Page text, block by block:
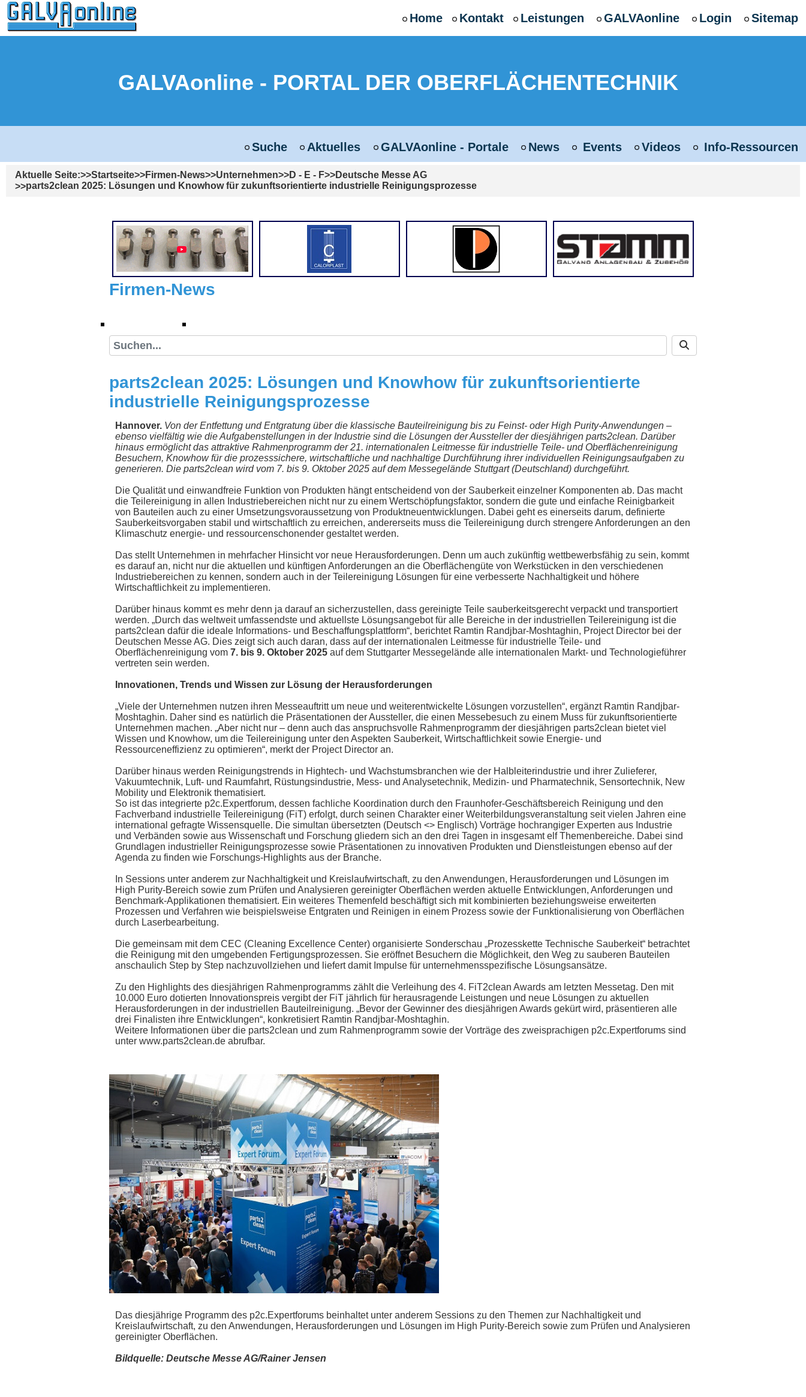
Home Kontakt Leistungen GALVAonline Login Sitemap
GALVAonline - PORTAL DER OBERFLÄCHENTECHNIK
Suche Aktuelles GALVAonline - Portale News Events Videos Info-Ressourcen
Aktuelle Seite: Startseite Firmen-News Unternehmen D - E - F
Deutsche Messe AG
parts2clean 2025: Lösungen und Knowhow für zukunftsorientierte industrielle Reinigungsprozesse
Firmen-News
Firmen-News
parts2clean 2025: Lösungen und Knowhow für zukunftsorientierte
industrielle Reinigungsprozesse
Hannover. Von der Entfettung und Entgratung über die klassische Bauteilreinigung bis zu Feinst- oder High Purity-Anwendungen –
ebenso vielfältig wie die Aufgabenstellungen in der Industrie sind die Lösungen der Aussteller der diesjährigen parts2clean. Darüber
hinaus ermöglicht das attraktive Rahmenprogramm der 21. internationalen Leitmesse für industrielle Teile- und Oberflächenreinigung
Besuchern, Knowhow für die prozesssichere, wirtschaftliche und nachhaltige Durchführung ihrer individuellen Reinigungsaufgaben zu
generieren. Die parts2clean wird vom 7. bis 9. Oktober 2025 auf dem Messegelände Stuttgart (Deutschland) durchgeführt.
Die Qualität und einwandfreie Funktion von Produkten hängt entscheidend von der Sauberkeit einzelner Komponenten ab. Das macht
die Teilereinigung in allen Industriebereichen nicht nur zu einem Wertschöpfungsfaktor, sondern die gute und einfache Reinigbarkeit
von Bauteilen auch zu einer Umsetzungsvoraussetzung von Produktneuentwicklungen. Dabei geht es einerseits darum, definierte
Sauberkeitsvorgaben stabil und wirtschaftlich zu erreichen, andererseits muss die Teilereinigung durch strengere Anforderungen an den
Klimaschutz energie- und ressourcenschonender gestaltet werden.
Das stellt Unternehmen in mehrfacher Hinsicht vor neue Herausforderungen. Denn um auch zukünftig wettbewerbsfähig zu sein, kommt
es darauf an, nicht nur die aktuellen und künftigen Anforderungen an die Oberflächengüte von Werkstücken in den verschiedenen
Industriebereichen zu kennen, sondern auch in der Teilereinigung Lösungen für eine verbesserte Nachhaltigkeit und höhere
Wirtschaftlichkeit zu implementieren.
Darüber hinaus kommt es mehr denn ja darauf an sicherzustellen, dass gereinigte Teile sauberkeitsgerecht verpackt und transportiert
werden. „Durch das weltweit umfassendste und aktuellste Lösungsangebot für alle Bereiche in der industriellen Teilereinigung ist die
parts2clean dafür die ideale Informations- und Beschaffungsplattform“, berichtet Ramtin Randjbar-Moshtaghin, Project Director bei der
Deutschen Messe AG. Dies zeigt sich auch daran, dass auf der internationalen Leitmesse für industrielle Teile- und
Oberflächenreinigung vom 7. bis 9. Oktober 2025 auf dem Stuttgarter Messegelände alle internationalen Markt- und Technologieführer
vertreten sein werden.
Innovationen, Trends und Wissen zur Lösung der Herausforderungen
„Viele der Unternehmen nutzen ihren Messeauftritt um neue und weiterentwickelte Lösungen vorzustellen“, ergänzt Ramtin Randjbar-
Moshtaghin. Daher sind es natürlich die Präsentationen der Aussteller, die einen Messebesuch zu einem Muss für zukunftsorientierte
Unternehmen machen. „Aber nicht nur – denn auch das anspruchsvolle Rahmenprogramm der diesjährigen parts2clean bietet viel
Wissen und Knowhow, um die Teilereinigung unter den Aspekten Sauberkeit, Wirtschaftlichkeit sowie Energie- und
Ressourceneffizienz zu optimieren“, merkt der Project Director an.
Darüber hinaus werden Reinigungstrends in Hightech- und Wachstumsbranchen wie der Halbleiterindustrie und ihrer Zulieferer,
Vakuumtechnik, Luft- und Raumfahrt, Rüstungsindustrie, Mess- und Analysetechnik, Medizin- und Pharmatechnik, Sensortechnik, New
Mobility und Elektronik thematisiert.
So ist das integrierte p2c.Expertforum, dessen fachliche Koordination durch den Fraunhofer-Geschäftsbereich Reinigung und den
Fachverband industrielle Teilereinigung (FiT) erfolgt, durch seinen Charakter einer Weiterbildungsveranstaltung seit vielen Jahren eine
international gefragte Wissensquelle. Die simultan übersetzten (Deutsch <> Englisch) Vorträge hochrangiger Experten aus Industrie
und Verbänden sowie aus Wissenschaft und Forschung gliedern sich an den drei Tagen in insgesamt elf Themenbereiche. Dabei sind
Grundlagen industrieller Reinigungsprozesse sowie Präsentationen zu innovativen Produkten und Dienstleistungen ebenso auf der
Agenda zu finden wie Forschungs-Highlights aus der Branche.
In Sessions unter anderem zur Nachhaltigkeit und Kreislaufwirtschaft, zu den Anwendungen, Herausforderungen und Lösungen im
High Purity-Bereich sowie zum Prüfen und Analysieren gereinigter Oberflächen werden aktuelle Entwicklungen, Anforderungen und
Benchmark-Applikationen thematisiert. Ein weiteres Themenfeld beschäftigt sich mit kombinierten beziehungsweise erweiterten
Prozessen und Verfahren wie beispielsweise Entgraten und Reinigen in einem Prozess sowie der Funktionalisierung von Oberflächen
durch Laserbearbeitung.
Die gemeinsam mit dem CEC (Cleaning Excellence Center) organisierte Sonderschau „Prozesskette Technische Sauberkeit“ betrachtet
die Reinigung mit den umgebenden Fertigungsprozessen. Sie eröffnet Besuchern die Möglichkeit, den Weg zu sauberen Bauteilen
anschaulich Step by Step nachzuvollziehen und liefert damit Impulse für unternehmensspezifische Lösungsansätze.
Zu den Highlights des diesjährigen Rahmenprogramms zählt die Verleihung des 4. FiT2clean Awards am letzten Messetag. Den mit
10.000 Euro dotierten Innovationspreis vergibt der FiT jährlich für herausragende Leistungen und neue Lösungen zu aktuellen
Herausforderungen in der industriellen Bauteilreinigung. „Bevor der Gewinner des diesjährigen Awards gekürt wird, präsentieren alle
drei Finalisten ihre Entwicklungen“, konkretisiert Ramtin Randjbar-Moshtaghin.
Weitere Informationen über die parts2clean und zum Rahmenprogramm sowie der Vorträge des zweisprachigen p2c.Expertforums sind
unter www.parts2clean.de abrufbar.
Das diesjährige Programm des p2c.Expertforums beinhaltet unter anderem Sessions zu den Themen zur Nachhaltigkeit und
Kreislaufwirtschaft, zu den Anwendungen, Herausforderungen und Lösungen im High Purity-Bereich sowie zum Prüfen und Analysieren
gereinigter Oberflächen.
Bildquelle: Deutsche Messe AG/Rainer Jensen